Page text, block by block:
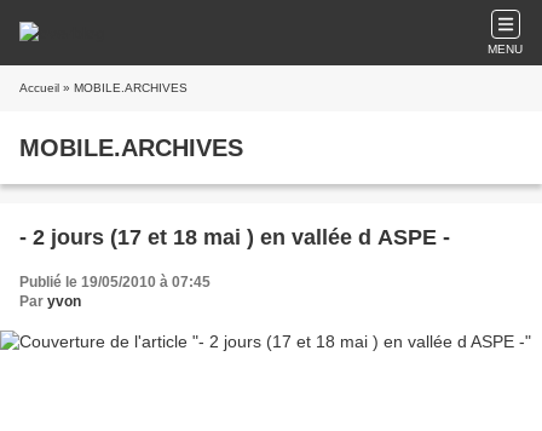
MENU
Accueil » MOBILE.ARCHIVES
MOBILE.ARCHIVES
- 2 jours (17 et 18 mai ) en vallée d ASPE -
Publié le 19/05/2010 à 07:45
Par yvon